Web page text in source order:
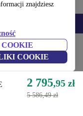
znajdziesz
COOKIE
Motorola
2 795,95 zł
5 586,49 zł